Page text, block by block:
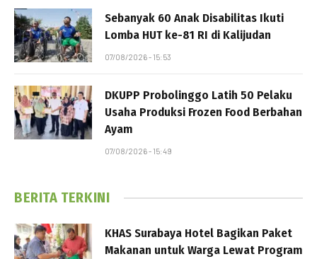
Sebanyak 60 Anak Disabilitas Ikuti
Lomba HUT ke-81 RI di Kalijudan
07/08/2026 - 15:53
DKUPP Probolinggo Latih 50 Pelaku
Usaha Produksi Frozen Food Berbahan
Ayam
07/08/2026 - 15:49
BERITA TERKINI
KHAS Surabaya Hotel Bagikan Paket
Makanan untuk Warga Lewat Program